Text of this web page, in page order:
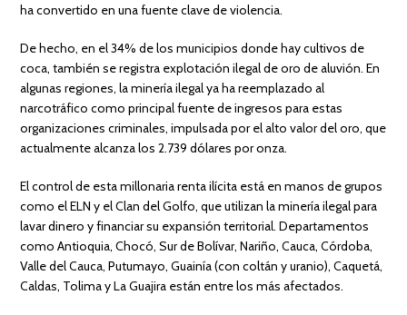
ha convertido en una fuente clave de violencia.
De hecho, en el 34% de los municipios donde hay cultivos de
coca, también se registra explotación ilegal de oro de aluvión. En
algunas regiones, la minería ilegal ya ha reemplazado al
narcotráfico como principal fuente de ingresos para estas
organizaciones criminales, impulsada por el alto valor del oro, que
actualmente alcanza los 2.739 dólares por onza.
El control de esta millonaria renta ilícita está en manos de grupos
como el ELN y el Clan del Golfo, que utilizan la minería ilegal para
lavar dinero y financiar su expansión territorial. Departamentos
como Antioquia, Chocó, Sur de Bolívar, Nariño, Cauca, Córdoba,
Valle del Cauca, Putumayo, Guainía (con coltán y uranio), Caquetá,
Caldas, Tolima y La Guajira están entre los más afectados.